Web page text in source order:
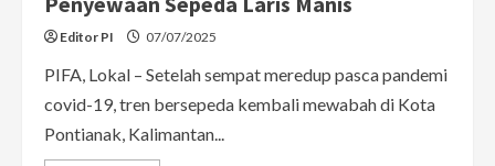
Editor PI 07/07/2025
PIFA, Lokal – Setelah sempat meredup pasca pandemi
covid-19, tren bersepeda kembali mewabah di Kota
Pontianak, Kalimantan...